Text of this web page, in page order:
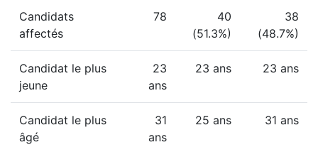
Candidats
affectés
78
40
(51.3%)
38
(48.7%)
Candidat le plus
jeune
23
ans
23 ans 23 ans
Candidat le plus
âgé
31
ans
25 ans 31 ans